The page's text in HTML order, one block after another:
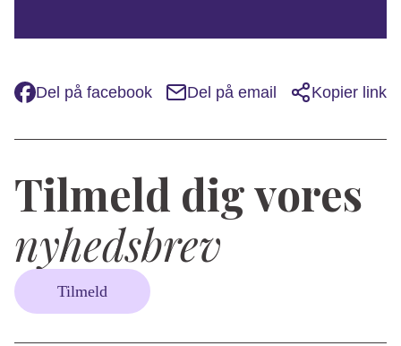
Del på facebook Del på email Kopier link
Tilmeld dig vores
nyhedsbrev
Tilmeld